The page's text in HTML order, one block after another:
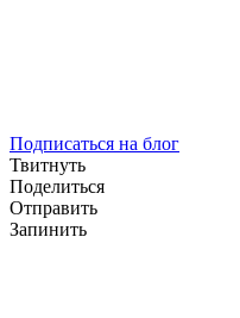
Подписаться на блог
Твитнуть
Поделиться
Отправить
Запинить